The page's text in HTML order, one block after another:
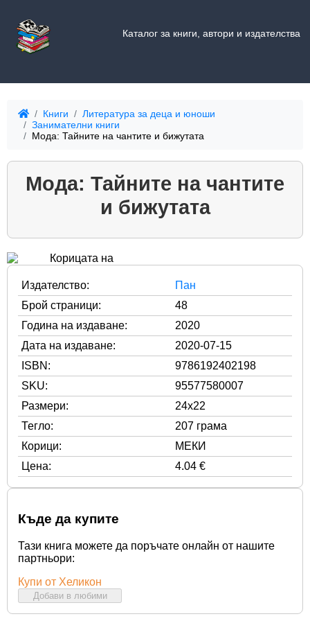
Каталог за книги, автори и издателства
Книги
Литература за деца и юноши
Занимателни книги
Мода: Тайните на чантите и бижутата
Мода: Тайните на чантите
и бижутата
Издателство:
Пан
Брой страници:
48
Година на издаване:
2020
Дата на издаване:
2020-07-15
ISBN:
9786192402198
SKU:
95577580007
Размери:
24x22
Тегло:
207 грама
Корици:
МЕКИ
Цена:
4.04 €
Къде да купите
Тази книга можете да поръчате онлайн от нашите
партньори:
Купи от Хеликон
Добави в любими